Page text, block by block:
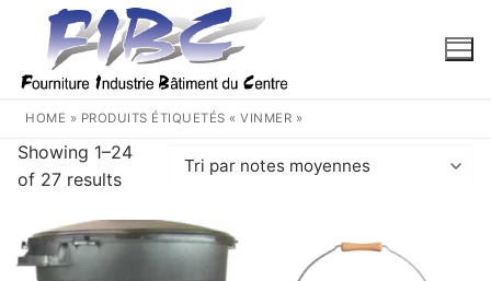
contenu
HOME » PRODUITS ÉTIQUETÉS « VINMER »
Showing 1–24
of 27 results
Trié
note
moyenne